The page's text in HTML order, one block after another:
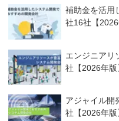
補助金を活用
社16社【2026
エンジニアリ
社【2026年版
アジャイル開
社【2026年版